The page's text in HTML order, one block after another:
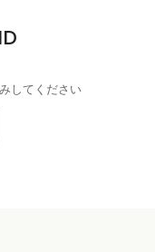
してください